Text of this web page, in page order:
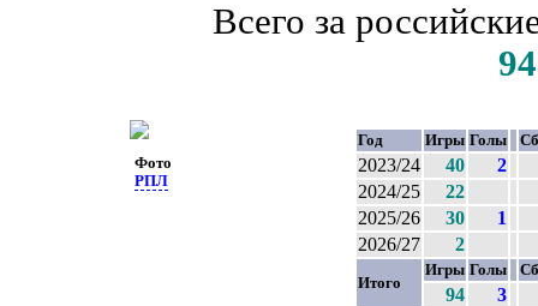
Фото
РПЛ
Всего за
94
Год Игры Голы
2023/24 40
2
2024/25
22
2025/26
30
1
2026/27
2
Итого
Игры Голы
94 3